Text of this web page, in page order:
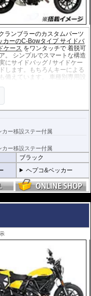
ランブラーのカスタムパーツ
カーのC-Bowタイプ サイドバ
ケース をワンタッチで 着脱可
。 シンプルでスマートな構造
にサイドバッグ / サイドケー
します。もちろんキーによる
備えています。 車種別専用設
5kg (ケース、バッグの自重
上方または下方に移設す
ー移設ステー付属
ー移設ステー付属
ブラック
ヘプコ&ベッカー